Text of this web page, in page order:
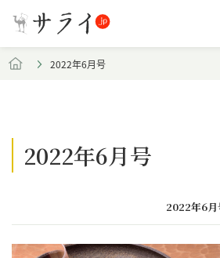
2022年6月号
2022年6月号
2022年6月